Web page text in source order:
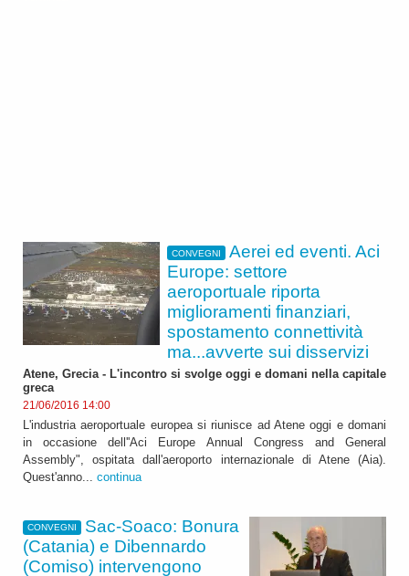
CONVEGNI
Aerei ed eventi. Aci
Europe: settore
aeroportuale riporta
miglioramenti finanziari,
spostamento connettività
ma...avverte sui disservizi
Atene, Grecia - L'incontro si svolge oggi e domani nella capitale
greca
21/06/2016 14:00
L'industria aeroportuale europea si riunisce ad Atene oggi e domani
in occasione dell''Aci Europe Annual Congress and General
Assembly", ospitata dall'aeroporto internazionale di Atene (Aia).
Quest'anno... continua
CONVEGNI
Sac-Soaco: Bonura
(Catania) e Dibennardo
(Comiso) intervengono